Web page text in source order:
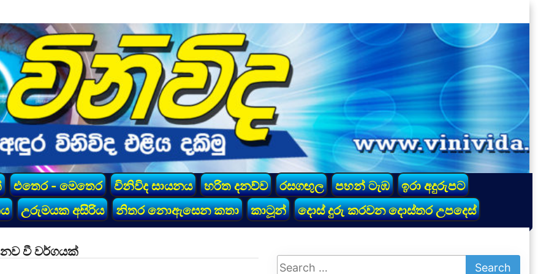
එතෙර - මෙතෙර විනිවිද සායනය හරිත දනව්ව රසගඟුල පහන් ටැඹ
ඉරා අදුරුපට
උරුමයක අසිරිය නිතර නොඇසෙන කතා කාටූන් දොස් දුරු කරවන දොස්තර උපදෙස්
වී වර්ගයක්